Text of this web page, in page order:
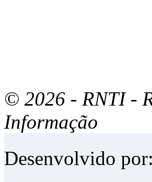
© 2026 - RNTI -
Informação
Desenvolvido por: